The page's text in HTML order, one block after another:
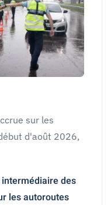
sur les
d'août 2026,
des
les autoroutes